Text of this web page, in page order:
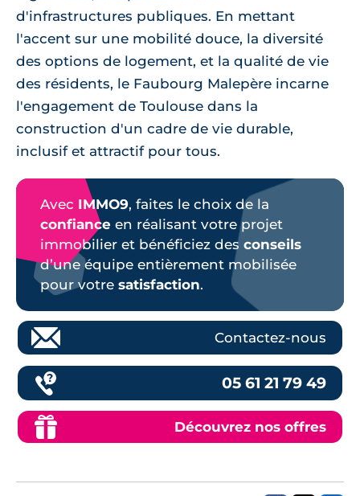
d'infrastructures publiques. En mettant
l'accent sur une mobilité douce, la diversité
des options de logement, et la qualité de vie
des résidents, le Faubourg Malepère incarne
l'engagement de Toulouse dans la
construction d'un cadre de vie durable,
inclusif et attractif pour tous.
Avec IMMO9, faites le choix de la
confiance en réalisant votre projet
immobilier et bénéficiez des conseils
d’une équipe entièrement mobilisée
pour votre satisfaction.
Contactez-nous
05 61 21 79 49
Découvrez nos offres